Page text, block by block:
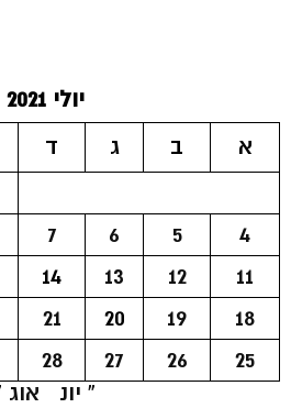
יולי 2021
א
ב ג ד
4
5
6
7
11
12
13
14
18
19
20
21
25
26
27
28
« יונ
אוג